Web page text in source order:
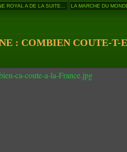
ROYAL A DE LA SUITE... LA MARCHE DU
: COMBIEN COUTE-T-